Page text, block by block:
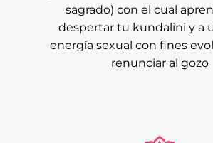
sagrado) con el cual
despertar tu kundalini y a
energía sexual con fines
renunciar al gozo